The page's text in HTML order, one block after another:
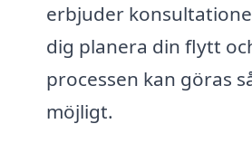
erbjuder
dig planera din flytt
processen kan göras
möjligt.